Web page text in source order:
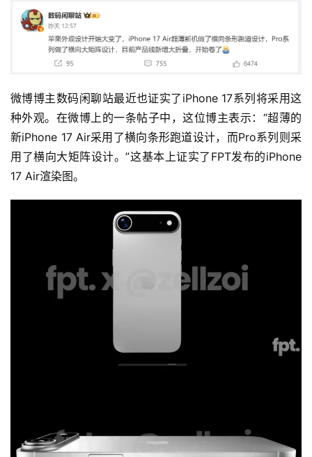
微博博主数码闲聊站最近也证实了iPhone 17系列将采用这
种外观。在微博上的一条帖子中，这位博主表示：“超薄的
新iPhone 17 Air采用了横向条形跑道设计，而Pro系列则采
用了横向大矩阵设计。”这基本上证实了FPT发布的iPhone
17 Air渲染图。